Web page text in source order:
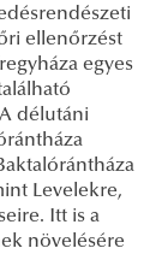
ellenőrzést
egyes
délutáni
Levelekre,
Itt is a
növelésére